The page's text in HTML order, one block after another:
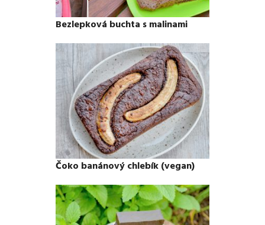
Bezlepková buchta s malinami
Čoko banánový chlebík (vegan)